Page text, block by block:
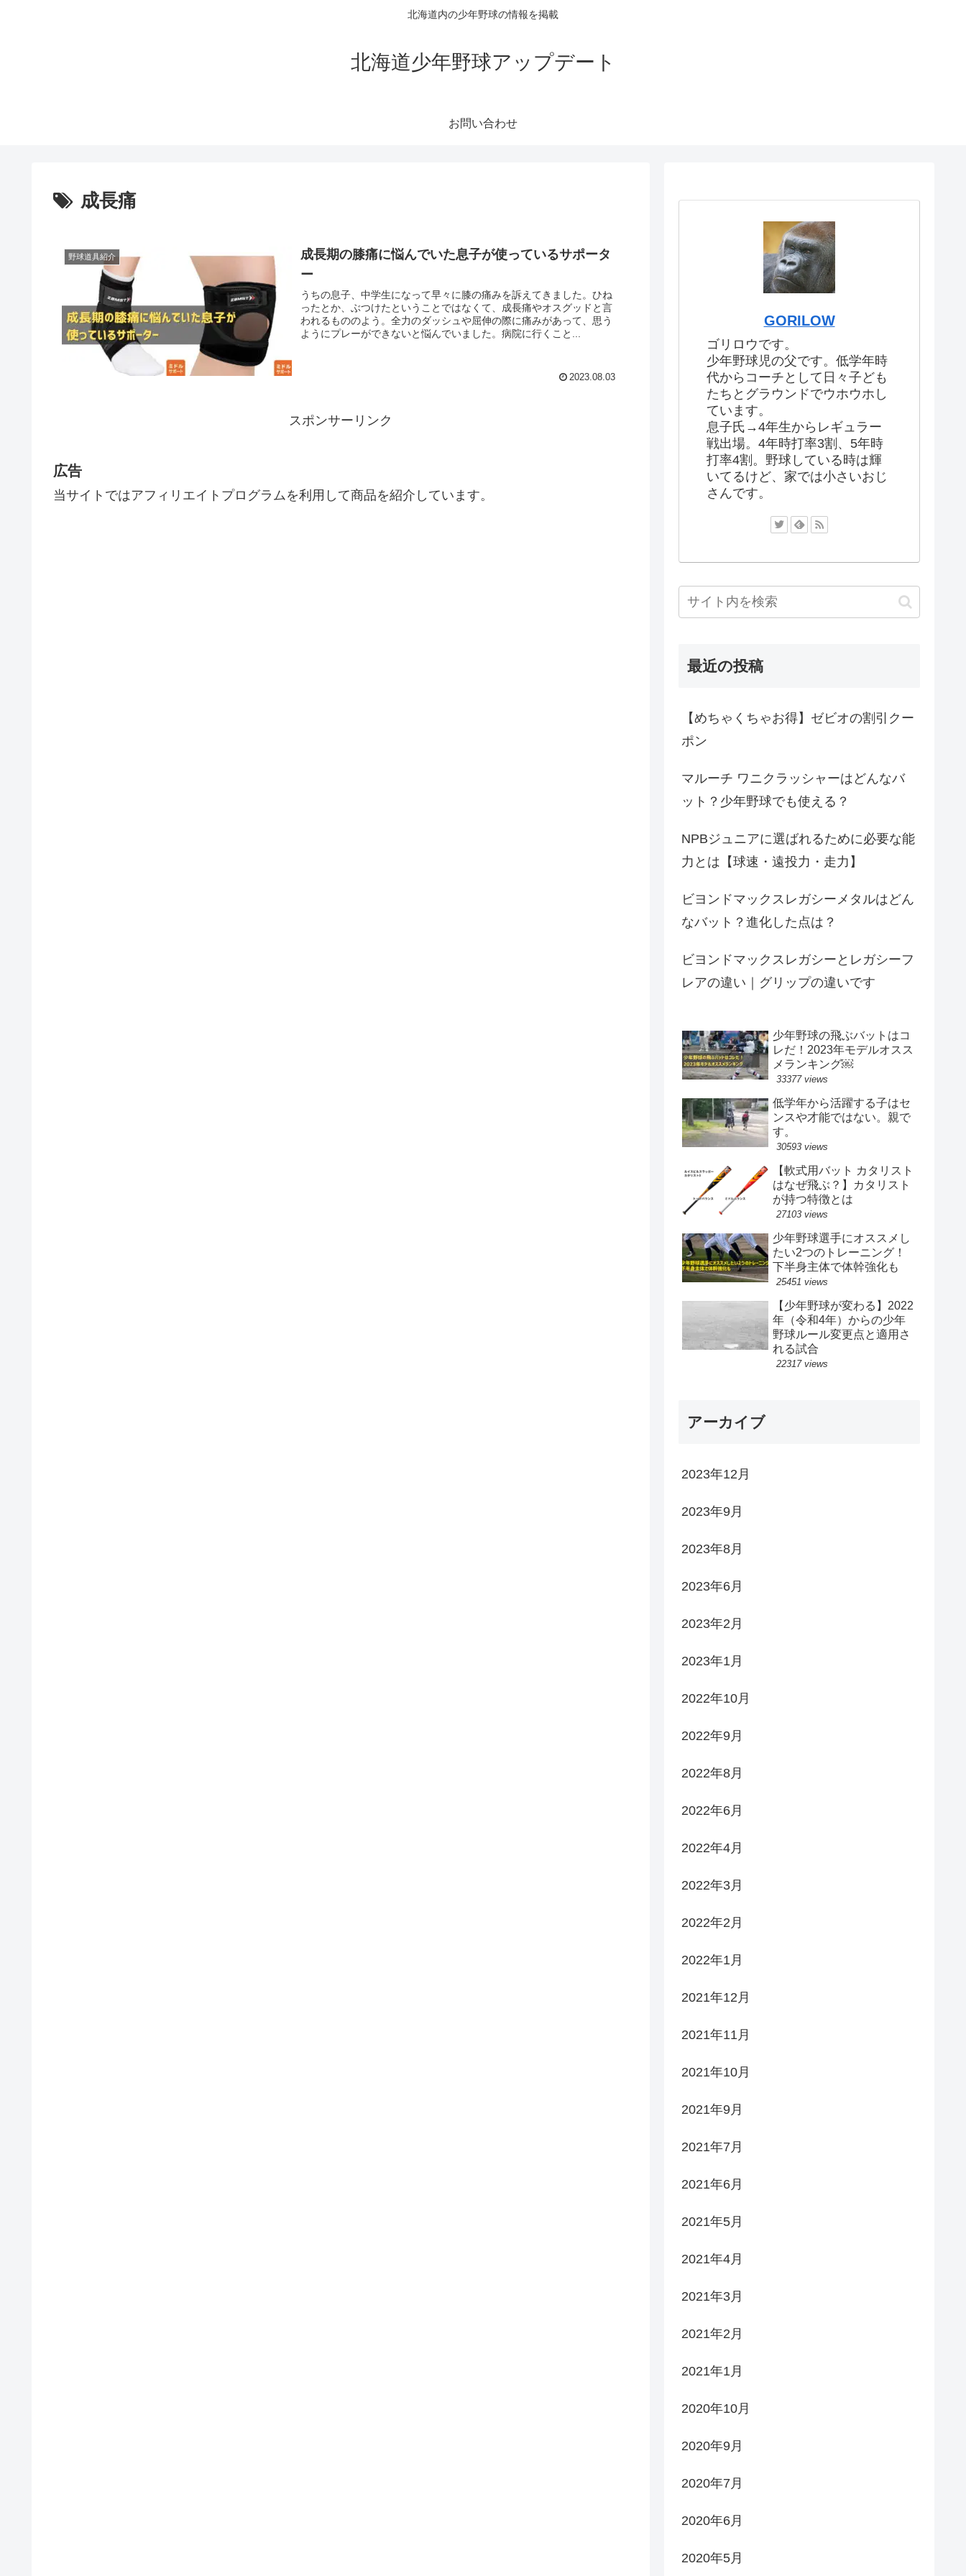
北海道内の少年野球の情報を掲載
北海道少年野球アップデート
お問い合わせ
成長痛
野球道具紹介
成長期の膝痛に悩んでいた息子が使っているサポータ
ー
うちの息子、中学生になって早々に膝の痛みを訴えてきました。ひね
ったとか、ぶつけたということではなくて、成長痛やオスグッドと言
われるもののよう。全力のダッシュや屈伸の際に痛みがあって、思う
ようにプレーができないと悩んでいました。病院に行くこと...
2023.08.03
スポンサーリンク
広告
当サイトではアフィリエイトプログラムを利用して商品を紹介しています。
GORILOW
ゴリロウです。
少年野球児の父です。低学年時
代からコーチとして日々子ども
たちとグラウンドでウホウホし
ています。
息子氏→4年生からレギュラー
戦出場。4年時打率3割、5年時
打率4割。野球している時は輝
いてるけど、家では小さいおじ
さんです。
最近の投稿
【めちゃくちゃお得】ゼビオの割引クー
ポン
マルーチ ワニクラッシャーはどんなバ
ット？少年野球でも使える？
NPBジュニアに選ばれるために必要な能
力とは【球速・遠投力・走力】
ビヨンドマックスレガシーメタルはどん
なバット？進化した点は？
ビヨンドマックスレガシーとレガシーフ
レアの違い｜グリップの違いです
少年野球の飛ぶバットはコ
レだ！2023年モデルオスス
メランキング￼
33377 views
低学年から活躍する子はセ
ンスや才能ではない。親で
す。
30593 views
【軟式用バット カタリスト
はなぜ飛ぶ？】カタリスト
が持つ特徴とは
27103 views
少年野球選手にオススメし
たい2つのトレーニング！
下半身主体で体幹強化も
25451 views
【少年野球が変わる】2022
年（令和4年）からの少年
野球ルール変更点と適用さ
れる試合
22317 views
アーカイブ
2023年12月
2023年9月
2023年8月
2023年6月
2023年2月
2023年1月
2022年10月
2022年9月
2022年8月
2022年6月
2022年4月
2022年3月
2022年2月
2022年1月
2021年12月
2021年11月
2021年10月
2021年9月
2021年7月
2021年6月
2021年5月
2021年4月
2021年3月
2021年2月
2021年1月
2020年10月
2020年9月
2020年7月
2020年6月
2020年5月